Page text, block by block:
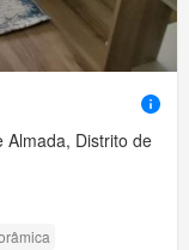
Almada, Distrito de